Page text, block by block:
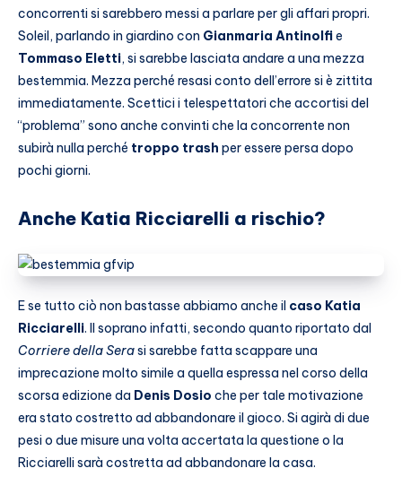
concorrenti si sarebbero messi a parlare per gli affari propri.
Soleil, parlando in giardino con Gianmaria Antinolfie
Tommaso Eletti, si sarebbe lasciata andare a una mezza
bestemmia. Mezza perché resasi conto dell’errore si è zittita
immediatamente. Scettici i telespettatori che accortisi del
“problema” sono anche convinti che la concorrente non
subirà nulla perché troppo trash per essere persa dopo
pochi giorni.
Anche Katia Ricciarelli a rischio?
E se tutto ciò non bastasse abbiamo anche il caso Katia
Ricciarelli. Il soprano infatti, secondo quanto riportato dal
Corriere della Serasi sarebbe fatta scappare una
imprecazione molto simile a quella espressa nel corso della
scorsa edizione da Denis Dosio che per tale motivazione
era stato costretto ad abbandonare il gioco. Si agirà di due
pesi o due misure una volta accertata la questione o la
Ricciarelli sarà costretta ad abbandonare la casa.